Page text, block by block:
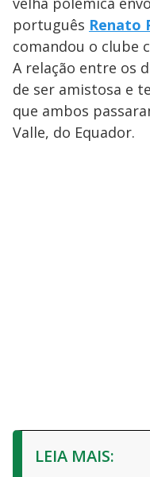
português Renato
comandou o clube
A relação entre os
de ser amistosa e
que ambos
Valle, do Equador.
LEIA MAIS: